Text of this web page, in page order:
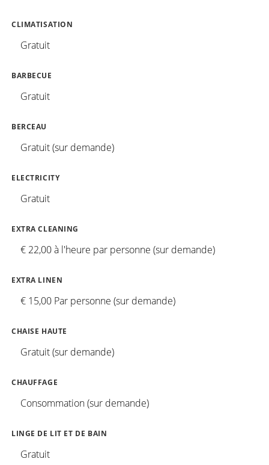
CLIMATISATION
Gratuit
BARBECUE
Gratuit
BERCEAU
Gratuit (sur demande)
ELECTRICITY
Gratuit
EXTRA CLEANING
€ 22,00 à l'heure par personne (sur demande)
EXTRA LINEN
€ 15,00 Par personne (sur demande)
CHAISE HAUTE
Gratuit (sur demande)
CHAUFFAGE
Consommation (sur demande)
LINGE DE LIT ET DE BAIN
Gratuit